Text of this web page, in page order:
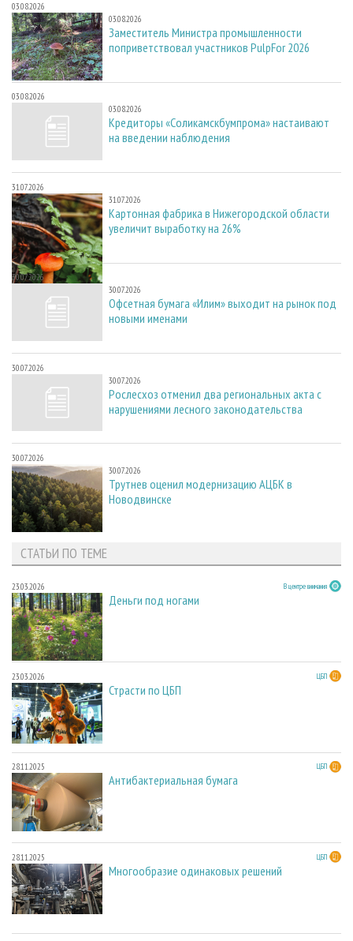
03.08.2026
03.08.2026
Заместитель Министра промышленности
поприветствовал участников PulpFor 2026
03.08.2026
03.08.2026
Кредиторы «Соликамскбумпрома» настаивают
на введении наблюдения
31.07.2026
31.07.2026
Картонная фабрика в Нижегородской области
увеличит выработку на 26%
30.07.2026
30.07.2026
Офсетная бумага «Илим» выходит на рынок под
новыми именами
30.07.2026
30.07.2026
Рослесхоз отменил два региональных акта с
нарушениями лесного законодательства
30.07.2026
30.07.2026
Трутнев оценил модернизацию АЦБК в
Новодвинске
СТАТЬИ ПО ТЕМЕ
23.03.2026 В центре внимания
Деньги под ногами
23.03.2026 ЦБП
Страсти по ЦБП
28.11.2025 ЦБП
Антибактериальная бумага
28.11.2025 ЦБП
Многообразие одинаковых решений